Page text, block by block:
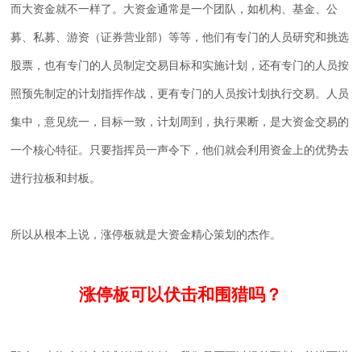
而大资金就不一样了。大资金通常是一个团队，如机构、基金、公
募、私募、游资（证券营业部）等等，他们有专门的人员研究和挑选
股票，也有专门的人员制定交易目标和实施计划，还有专门的人员按
照预先制定的计划指挥作战，更有专门的人员按计划执行交易。人员
集中，意见统一，目标一致，计划周到，执行果断，是大资金交易的
一个核心特征。只要指挥员一声令下，他们就会利用资金上的优势去
进行拉板和封板。
所以从根本上说，涨停板就是大资金精心策划的杰作。
涨停板可以伏击和围猎吗？